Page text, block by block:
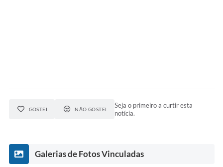
GOSTEI NÃO GOSTEI
Seja o primeiro a curtir esta
notícia.
Galerias de Fotos Vinculadas